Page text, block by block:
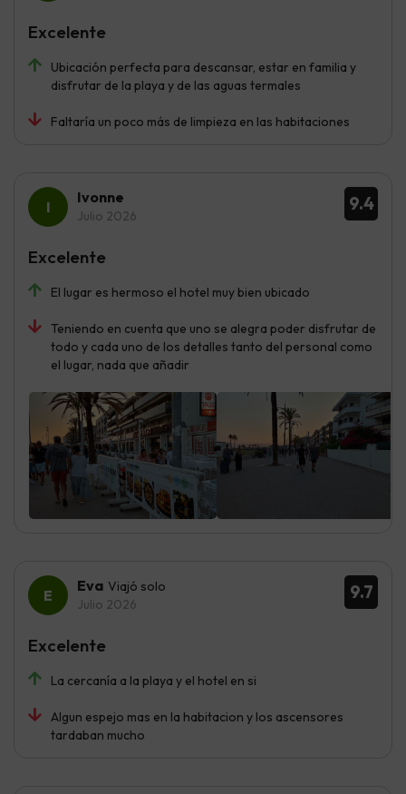
Ubicación perfecta para descansar, estar en familia y
disfrutar de la playa y de las aguas termales
Faltaría un poco más de limpieza en las habitaciones
Excelente
9.4
Ivonne
Julio 2026
El lugar es hermoso el hotel muy bien ubicado
Teniendo en cuenta que uno se alegra poder disfrutar de
todo y cada uno de los detalles tanto del personal como
el lugar, nada que añadir
Excelente
9.7
Eva Viajó solo
Julio 2026
La cercanía a la playa y el hotel en si
Algun espejo mas en la habitacion y los ascensores
tardaban mucho
Excelente